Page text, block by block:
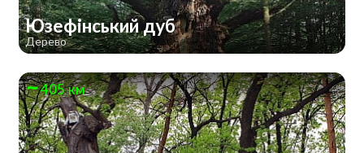
Юзефінський дуб
Дерево
405 км